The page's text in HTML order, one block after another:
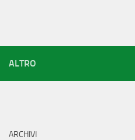
ALTRO
ARCHIVI